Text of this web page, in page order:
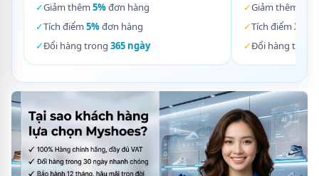
✓Giảm thêm 5%đơn hàng
✓Tích điểm 5%đơn hàng
✓Đổi hàng trong 365 ngày
✓Giảm thêm
✓Tích điểm 3%
✓Đổi hàng trong